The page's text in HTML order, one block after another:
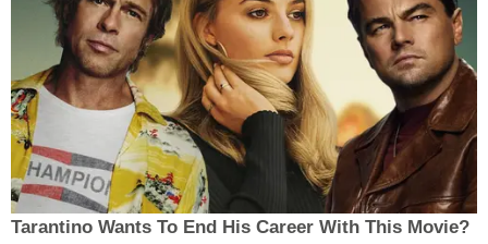
Tarantino Wants To End His Career With This Movie?